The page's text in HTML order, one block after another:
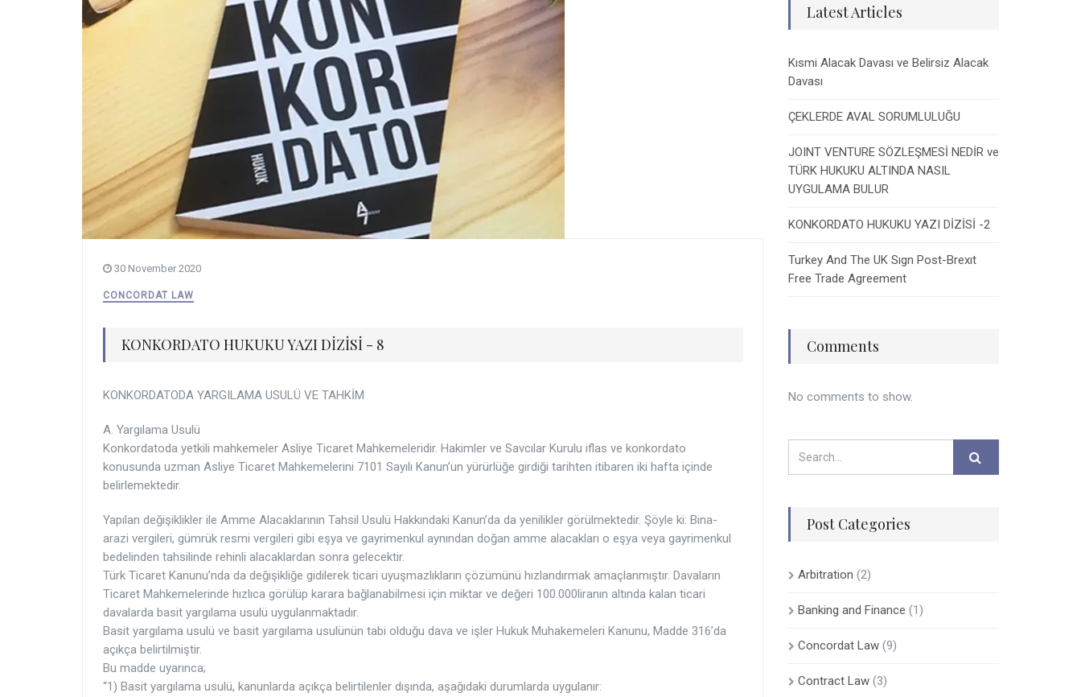
30 November 2020
CONCORDAT LAW
KONKORDATO HUKUKU YAZI DİZİSİ - 8
KONKORDATODA YARGILAMA USULÜ VE TAHKİM
A. Yargılama Usulü
Konkordatoda yetkili mahkemeler Asliye Ticaret Mahkemeleridir. Hakimler ve Savcılar Kurulu iflas ve konkordato
konusunda uzman Asliye Ticaret Mahkemelerini 7101 Sayılı Kanun’un yürürlüğe girdiği tarihten itibaren iki hafta içinde
belirlemektedir.
Yapılan değişiklikler ile Amme Alacaklarının Tahsil Usulü Hakkındaki Kanun’da da yenilikler görülmektedir. Şöyle ki: Bina-
arazi vergileri, gümrük resmi vergileri gibi eşya ve gayrimenkul aynından doğan amme alacakları o eşya veya gayrimenkul
bedelinden tahsilinde rehinli alacaklardan sonra gelecektir.
Türk Ticaret Kanunu’nda da değişikliğe gidilerek ticari uyuşmazlıkların çözümünü hızlandırmak amaçlanmıştır. Davaların
Ticaret Mahkemelerinde hızlıca görülüp karara bağlanabilmesi için miktar ve değeri 100.000liranın altında kalan ticari
davalarda basit yargılama usulü uygulanmaktadır.
Basit yargılama usulü ve basit yargılama usulünün tabi olduğu dava ve işler Hukuk Muhakemeleri Kanunu, Madde 316’da
açıkça belirtilmiştir.
Bu madde uyarınca;
“1) Basit yargılama usulü, kanunlarda açıkça belirtilenler dışında, aşağıdaki durumlarda uygulanır:
Latest Articles
Kısmi Alacak Davası ve Belirsiz Alacak
Davası
ÇEKLERDE AVAL SORUMLULUĞU
JOINT VENTURE SÖZLEŞMESİ NEDİR ve
TÜRK HUKUKU ALTINDA NASIL
UYGULAMA BULUR
KONKORDATO HUKUKU YAZI DİZİSİ -2
Turkey And The UK Sıgn Post-Brexıt
Free Trade Agreement
Comments
No comments to show.
Post Categories
Arbitration (2)
Banking and Finance (1)
Concordat Law(9)
Contract Law(3)